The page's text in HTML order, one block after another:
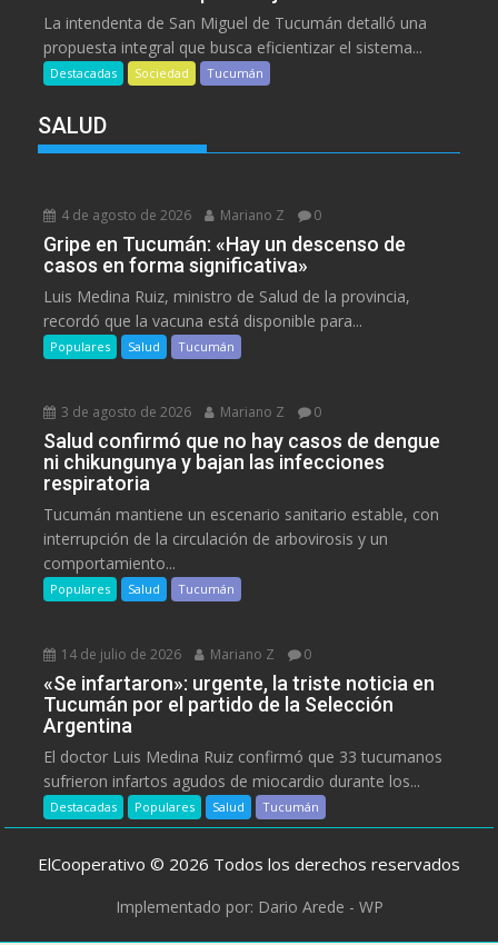
La intendenta de San Miguel de Tucumán detalló una
propuesta integral que busca eficientizar el sistema...
Destacadas Sociedad Tucumán
SALUD
4 de agosto de 2026 Mariano Z 0
Gripe en Tucumán: «Hay un descenso de
casos en forma significativa»
Luis Medina Ruiz, ministro de Salud de la provincia,
recordó que la vacuna está disponible para...
Populares Salud Tucumán
3 de agosto de 2026 Mariano Z 0
Salud confirmó que no hay casos de dengue
ni chikungunya y bajan las infecciones
respiratoria
Tucumán mantiene un escenario sanitario estable, con
interrupción de la circulación de arbovirosis y un
comportamiento...
Populares Salud Tucumán
14 de julio de 2026 Mariano Z 0
«Se infartaron»: urgente, la triste noticia en
Tucumán por el partido de la Selección
Argentina
El doctor Luis Medina Ruiz confirmó que 33 tucumanos
sufrieron infartos agudos de miocardio durante los...
Destacadas Populares Salud Tucumán
ElCooperativo © 2026 Todos los derechos reservados